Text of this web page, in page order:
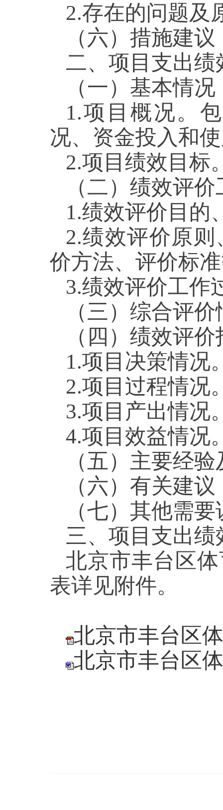
2.存在的问题及
（六）措施建
二、项目支出绩
（一）基本情况
1.项目概况。
况、资金投入和
2.项目绩效目标
（二）绩效评
1.绩效评价目的
2.绩效评价原
价方法、评价标
3.绩效评价工作
（三）综合评
（四）绩效评
1.项目决策情况
2.项目过程情况
3.项目产出情况
4.项目效益情况
（五）主要经
（六）有关建议
（七）其他需
三、项目支出绩
北京市丰台区
表详见附件。
北京市丰台区
北京市丰台区